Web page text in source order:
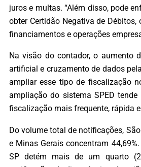
juros e multas. “Além disso, pode
obter Certidão Negativa de
financiamentos e operações
Na visão do contador, o aumento
artificial e cruzamento de dados
ampliar esse tipo de fiscalização
ampliação do sistema SPED
fiscalização mais frequente, rápida e
Do volume total de notificações,
e Minas Gerais concentram
SP detém mais de um quarto